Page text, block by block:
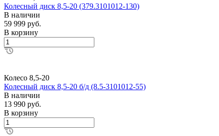
Колесный диск 8,5-20 (379.3101012-130)
В наличии
59 999 руб.
В корзину
Колесо 8,5-20
Колесный диск 8,5-20 б/д (8.5-3101012-55)
В наличии
13 990 руб.
В корзину